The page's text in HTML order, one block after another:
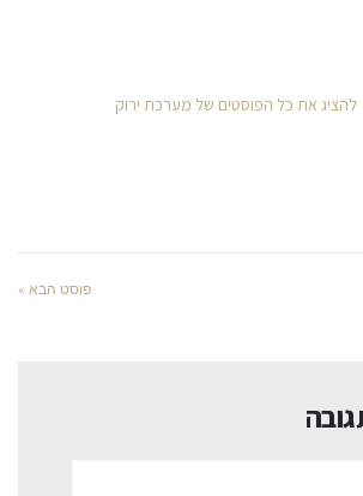
להציג את כל הפוסטים של מערכת ירוק
פוסט הבא »